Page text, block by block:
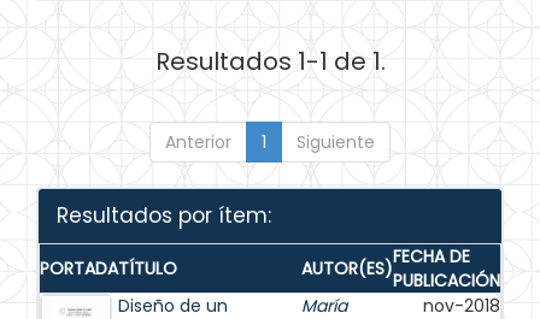
Resultados 1-1 de 1.
Anterior 1 Siguiente
Resultados por ítem:
PORTADATÍTULO AUTOR(ES)FECHA DE
PUBLICACIÓN
Diseño de un
María
nov-2018